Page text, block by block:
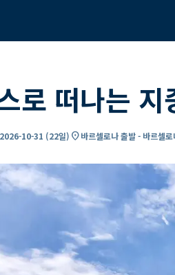
로 떠나는
2026-10-31 (22일) location_on바르셀로나 출발 - 바르셀